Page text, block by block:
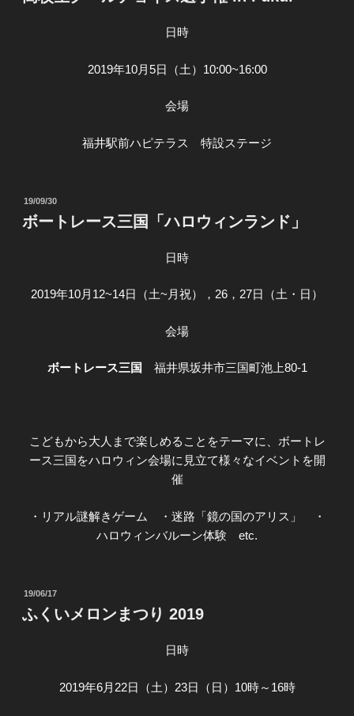
日:
日時
2019年10月5日（土）10:00~16:00
会場
福井駅前ハピテラス 特設ステージ
投
稿
日:
19/09/30
ボートレース三国「ハロウィンランド」
日時
2019年10月12~14日（土~月祝），26，27日（土・日）
会場
ボートレース三国 福井県坂井市三国町池上80-1
こどもから大人まで楽しめることをテーマに、ボートレ
ース三国をハロウィン会場に見立て様々なイベントを開
催
・リアル謎解きゲーム ・迷路「鏡の国のアリス」 ・
ハロウィンバルーン体験 etc.
投
稿
日:
19/06/17
ふくいメロンまつり 2019
日時
2019年6月22日（土）23日（日）10時～16時